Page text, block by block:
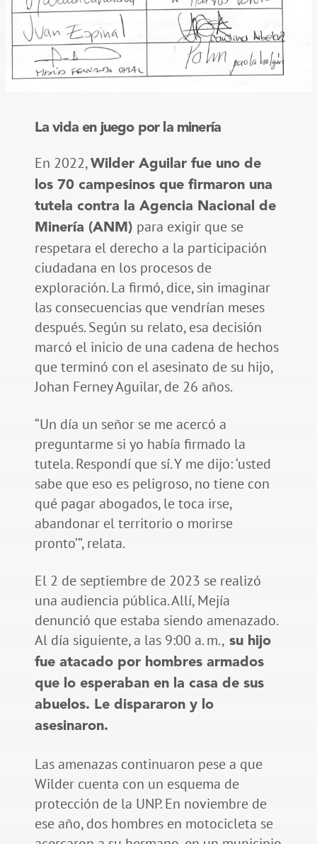
La vida en juego por la minería
En 2022, Wilder Aguilar fue uno de
los 70 campesinos que firmaron una
tutela contra la Agencia Nacional de
Minería (ANM) para exigir que se
respetara el derecho a la participación
ciudadana en los procesos de
exploración. La firmó, dice, sin imaginar
las consecuencias que vendrían meses
después. Según su relato, esa decisión
marcó el inicio de una cadena de hechos
que terminó con el asesinato de su hijo,
Johan Ferney Aguilar, de 26 años.
“Un día un señor se me acercó a
preguntarme si yo había firmado la
tutela. Respondí que sí. Y me dijo: ‘usted
sabe que eso es peligroso, no tiene con
qué pagar abogados, le toca irse,
abandonar el territorio o morirse
pronto’”, relata.
El 2 de septiembre de 2023 se realizó
una audiencia pública. Allí, Mejía
denunció que estaba siendo amenazado.
Al día siguiente, a las 9:00 a. m., su hijo
fue atacado por hombres armados
que lo esperaban en la casa de sus
abuelos. Le dispararon y lo
asesinaron.
Las amenazas continuaron pese a que
Wilder cuenta con un esquema de
protección de la UNP. En noviembre de
ese año, dos hombres en motocicleta se